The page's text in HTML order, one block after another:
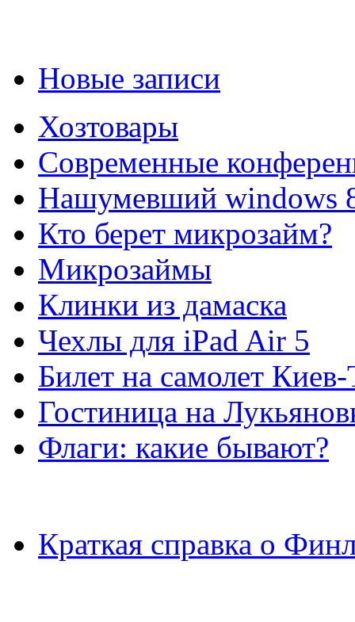
Новые записи
Хозтовары
Современные
Нашумевший windows
Кто берет микрозайм?
Микрозаймы
Клинки из дамаска
Чехлы для iPad Air 5
Билет на самолет
Гостиница на
Флаги: какие бывают?
Краткая справка о